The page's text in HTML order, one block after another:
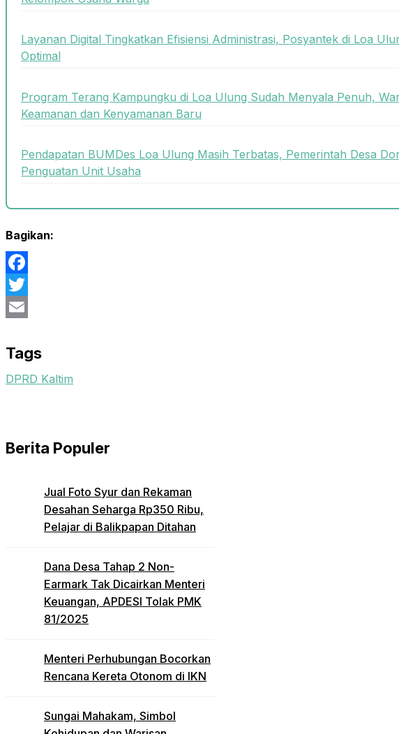
Layanan Digital Tingkatkan Efisiensi Administrasi, Posyantek di Loa
Optimal
Program Terang Kampungku di Loa Ulung Sudah Menyala Penuh,
Keamanan dan Kenyamanan Baru
Pendapatan BUMDes Loa Ulung Masih Terbatas, Pemerintah Desa
Penguatan Unit Usaha
Bagikan:
Facebook
Twitter
Tags
DPRD Kaltim
Berita Populer
Jual Foto Syur dan Rekaman
Desahan Seharga Rp350 Ribu,
Pelajar di Balikpapan Ditahan
Dana Desa Tahap 2 Non-
Earmark Tak Dicairkan Menteri
Keuangan, APDESI Tolak PMK
81/2025
Menteri Perhubungan Bocorkan
Rencana Kereta Otonom di IKN
Sungai Mahakam, Simbol